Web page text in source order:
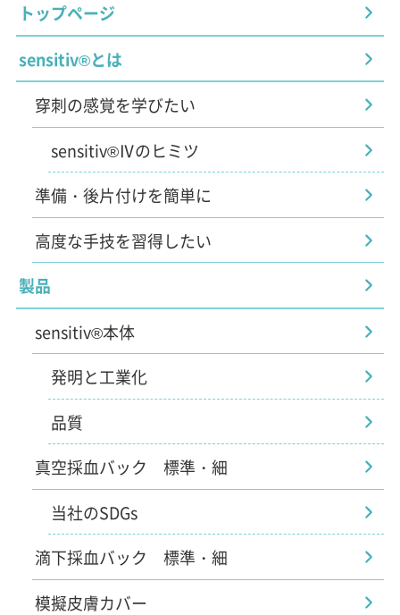
トップページ
sensitiv®とは
穿刺の感覚を学びたい
sensitiv®Ⅳのヒミツ
準備・後片付けを簡単に
高度な手技を習得したい
製品
sensitiv®本体
発明と工業化
品質
真空採血バック 標準・細
当社のSDGs
滴下採血バック 標準・細
模擬皮膚カバー